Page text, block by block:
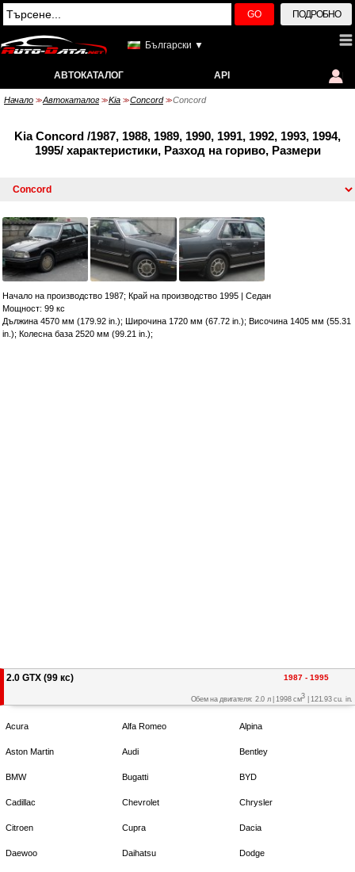
GO ПОДРОБНО
Български ▼
АВТОКАТАЛОГ API
Начало >> Автокаталог >> Kia >> Concord >> Concord
Kia Concord /1987, 1988, 1989, 1990, 1991, 1992, 1993, 1994,
1995/ характеристики, Разход на гориво, Размери
Начало на производство 1987; Край на производство 1995 | Седан
Мощност: 99 кс
Дължина 4570 мм (179.92 in.); Широчина 1720 мм (67.72 in.); Височина 1405 мм (55.31
in.); Колесна база 2520 мм (99.21 in.);
2.0 GTX (99 кс) 1987 - 1995
Обем на двигателя: 2.0 л | 1998 см3 | 121.93 cu. in.
Acura Alfa Romeo Alpina
Aston Martin Audi Bentley
BMW Bugatti BYD
Cadillac Chevrolet Chrysler
Citroen Cupra Dacia
Daewoo Daihatsu Dodge